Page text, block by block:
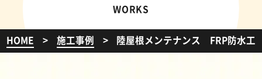
WORKS
HOME 施工事例 陸屋根メンテナンス FRP防水工